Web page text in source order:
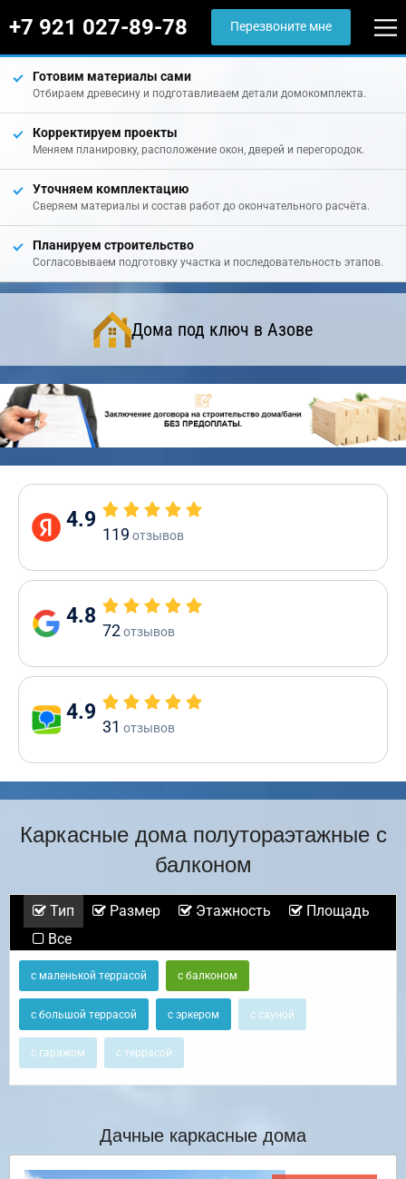
+7 921 027-89-78 Перезвоните мне
Готовим материалы сами
Отбираем древесину и подготавливаем детали домокомплекта.
Корректируем проекты
Меняем планировку, расположение окон, дверей и перегородок.
Уточняем комплектацию
Сверяем материалы и состав работ до окончательного расчёта.
Планируем строительство
Согласовываем подготовку участка и последовательность этапов.
Дома под ключ в Азове
4.9
119 отзывов
4.8
72отзывов
4.9
31 отзывов
Каркасные дома полутораэтажные с
балконом
Тип Размер Этажность
Площадь
Все
с маленькой террасой с балконом
с большой террасой с эркером с сауной
с гаражом с террасой
Дачные каркасные дома